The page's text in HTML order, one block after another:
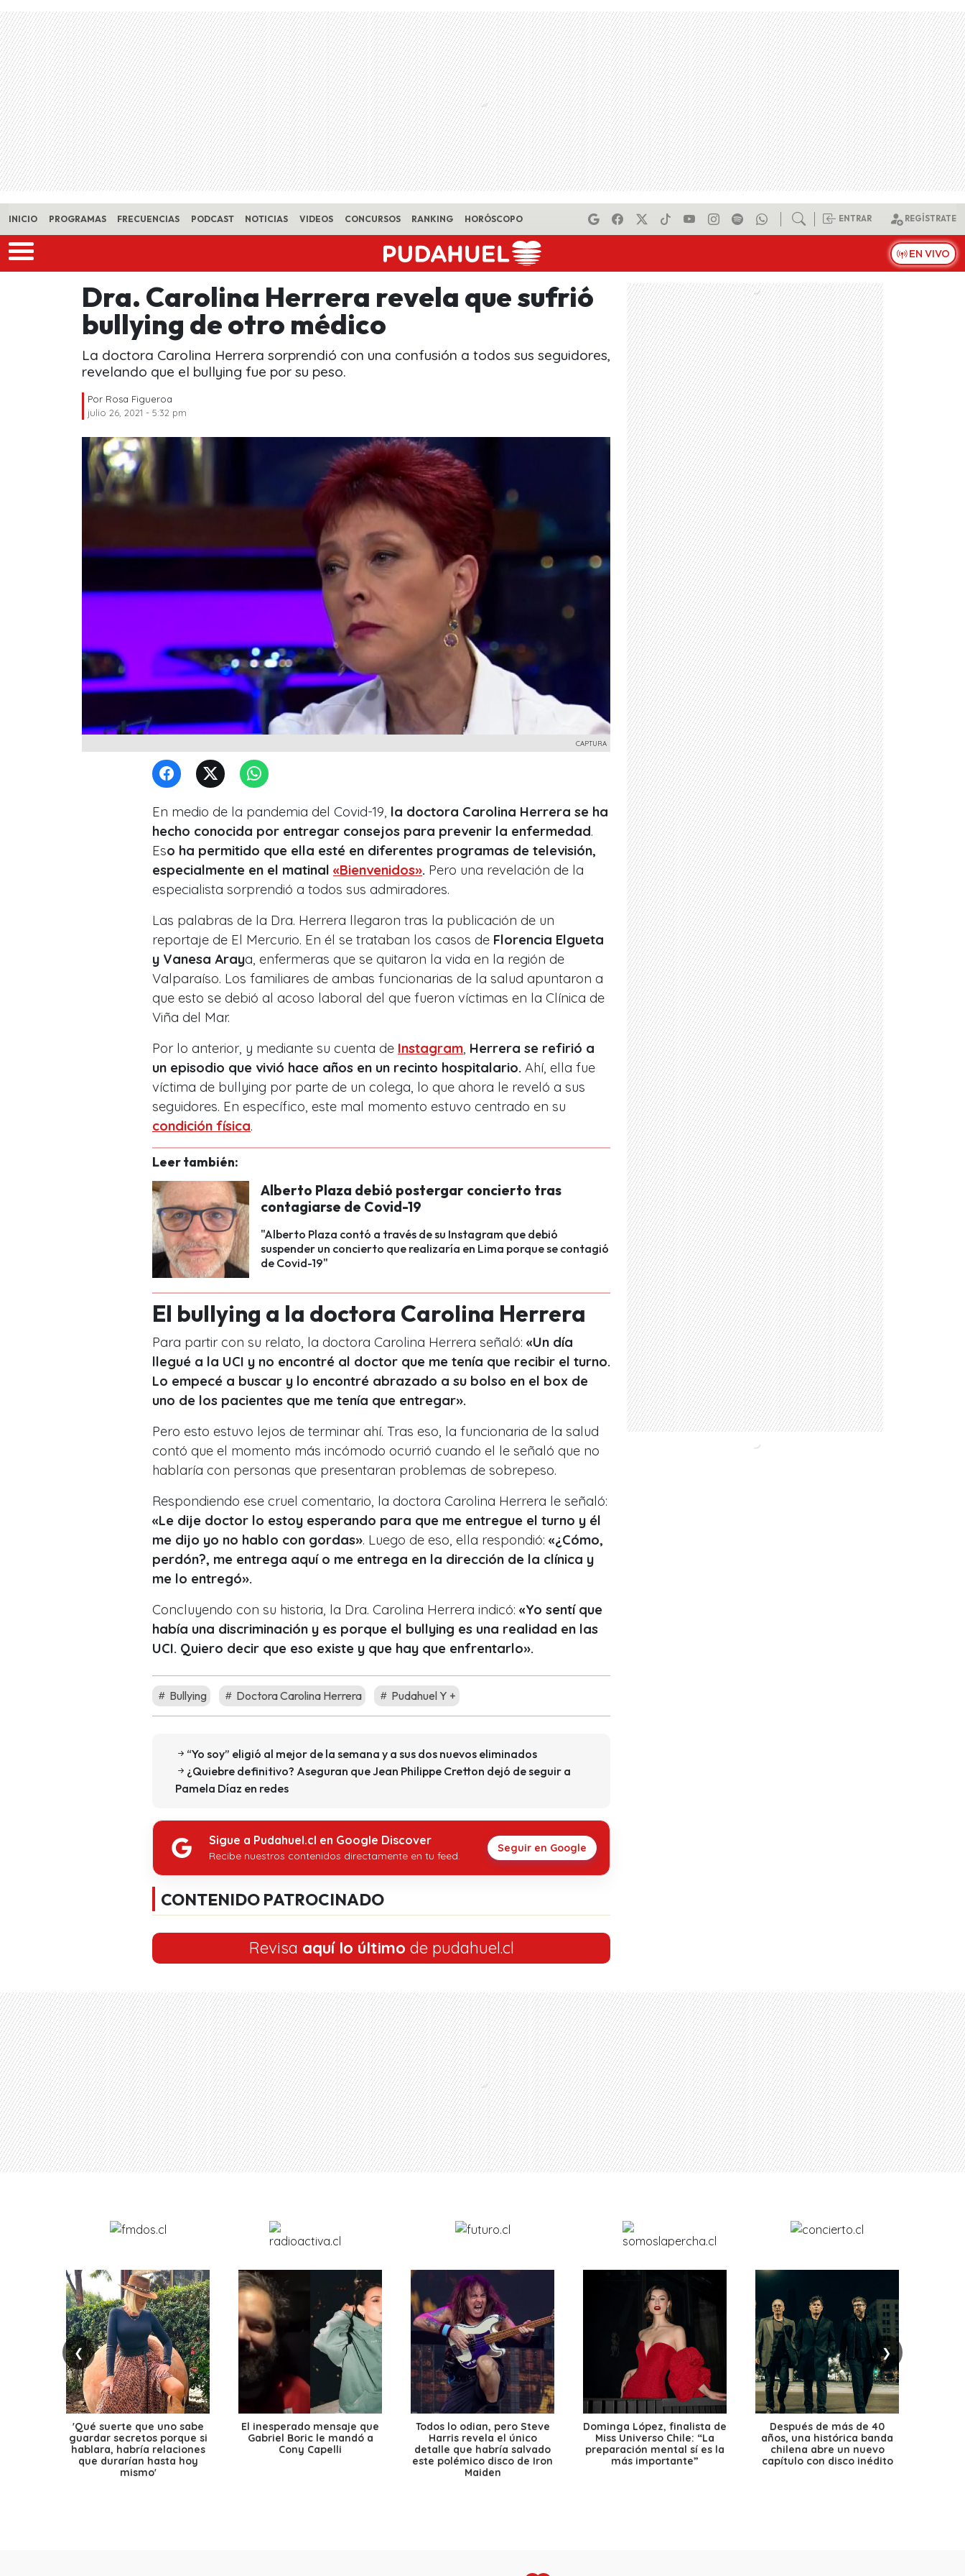
Skip to main content
INICIO PROGRAMAS FRECUENCIAS PODCAST NOTICIAS VIDEOS CONCURSOS RANKING HORÓSCOPO ENTRAR REGÍSTRATE
EN VIVO
Dra. Carolina Herrera revela que sufrió
bullying de otro médico
La doctora Carolina Herrera sorprendió con una confusión a todos sus seguidores,
revelando que el bullying fue por su peso.
Por Rosa Figueroa
julio 26, 2021 - 5:32 pm
CAPTURA
En medio de la pandemia del Covid-19, la doctora Carolina Herrera se ha
hecho conocida por entregar consejos para prevenir la enfermedad.
Eso ha permitido que ella esté en diferentes programas de televisión,
especialmente en el matinal «Bienvenidos». Pero una revelación de la
especialista sorprendió a todos sus admiradores.
Las palabras de la Dra. Herrera llegaron tras la publicación de un
reportaje de El Mercurio. En él se trataban los casos de Florencia Elgueta
y Vanesa Araya, enfermeras que se quitaron la vida en la región de
Valparaíso. Los familiares de ambas funcionarias de la salud apuntaron a
que esto se debió al acoso laboral del que fueron víctimas en la Clínica de
Viña del Mar.
Por lo anterior, y mediante su cuenta de Instagram Herrera se refirió a
un episodio que vivió hace años en un recinto hospitalario. Ahí, ella fue
víctima de bullying por parte de un colega, lo que ahora le reveló a sus
seguidores. En específico, este mal momento estuvo centrado en su
condición física.
Leer también:
Alberto Plaza debió postergar concierto tras
contagiarse de Covid-19
"Alberto Plaza contó a través de su Instagram que debió
suspender un concierto que realizaría en Lima porque se contagió
de Covid-19"
El bullying a la doctora Carolina Herrera
Para partir con su relato, la doctora Carolina Herrera señaló: «Un día
llegué a la UCI y no encontré al doctor que me tenía que recibir el turno.
Lo empecé a buscar y lo encontré abrazado a su bolso en el box de
uno de los pacientes que me tenía que entregar».
Pero esto estuvo lejos de terminar ahí. Tras eso, la funcionaria de la salud
contó que el momento más incómodo ocurrió cuando el le señaló que no
hablaría con personas que presentaran problemas de sobrepeso.
Respondiendo ese cruel comentario, la doctora Carolina Herrera le señaló:
«Le dije doctor lo estoy esperando para que me entregue el turno y él
me dijo yo no hablo con gordas». Luego de eso, ella respondió: «¿Cómo,
perdón?, me entrega aquí o me entrega en la dirección de la clínica y
me lo entregó».
Concluyendo con su historia, la Dra. Carolina Herrera indicó: «Yo sentí que
había una discriminación y es porque el bullying es una realidad en las
UCI. Quiero decir que eso existe y que hay que enfrentarlo».
Bullying Doctora Carolina Herrera Pudahuel Y +
“Yo soy” eligió al mejor de la semana y a sus dos nuevos eliminados
¿Quiebre definitivo? Aseguran que Jean Philippe Cretton dejó de seguir a
Pamela Díaz en redes
Sigue a Pudahuel.cl en Google Discover
Recibe nuestros contenidos directamente en tu feed.
Seguir en Google
CONTENIDO PATROCINADO
Revisa aquí lo último de pudahuel.cl
❮ ❯
'Qué suerte que uno sabe
guardar secretos porque si
hablara, habría relaciones
que durarían hasta hoy
mismo'
El inesperado mensaje que
Gabriel Boric le mandó a
Cony Capelli
Todos lo odian, pero Steve
Harris revela el único
detalle que habría salvado
este polémico disco de Iron
Maiden
Dominga López, finalista de
Miss Universo Chile: “La
preparación mental sí es la
más importante”
Después de más de 40
años, una histórica banda
chilena abre un nuevo
capítulo con disco inédito